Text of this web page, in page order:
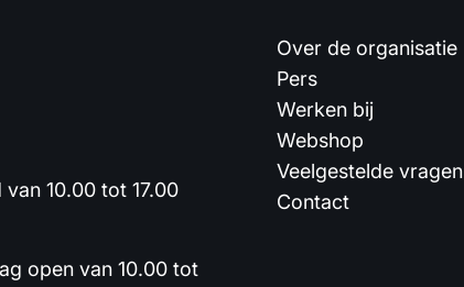
10.00 tot 17.00
open van 10.00 tot
Over de organisatie
Pers
Werken bij
Webshop
Veelgestelde vragen
Contact